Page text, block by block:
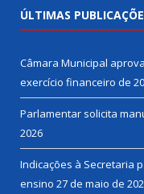
ÚLTIMAS
Câmara Municipal
exercício financeiro de
Parlamentar solicita
2026
Indicações à Secretaria
ensino 27 de maio de